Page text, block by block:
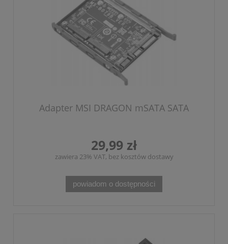
Adapter MSI DRAGON mSATA SATA
29,99 zł
zawiera 23% VAT, bez kosztów dostawy
powiadom o dostępności